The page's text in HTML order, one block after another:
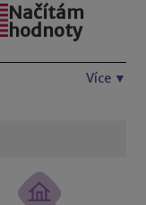
Načítám
hodnoty
Více ▼